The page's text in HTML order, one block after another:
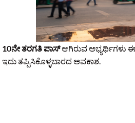
10ನೇ ತರಗತಿ ಪಾಸ್ಆಗಿರುವ ಅಭ್ಯರ್ಥಿಗಳು
ಇದು ತಪ್ಪಿಸಿಕೊಳ್ಳಬಾರದ ಅವಕಾಶ.